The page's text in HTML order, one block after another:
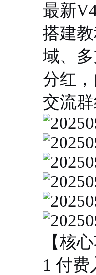
最新
搭建
域、
分红
交流群
【核
1 付